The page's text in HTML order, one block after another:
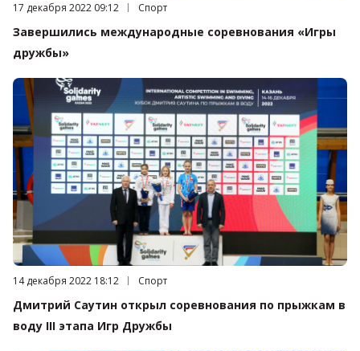
Дата публикации:
17 декабря 2022 09:12 Категория:
Спорт
Завершились международные соревнования «Игры
дружбы»
Дата публикации:
14 декабря 2022 18:12 Категория:
Спорт
Дмитрий Саутин открыл соревнования по прыжкам в
воду III этапа Игр Дружбы